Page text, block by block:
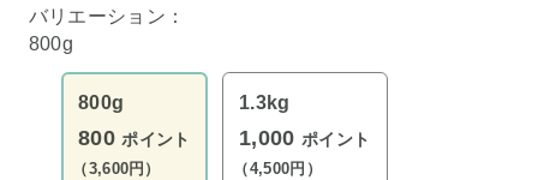
バリエーション：
800g
800g
800 ポイント
（3,600円）
1.3kg
1,000 ポイント
（4,500円）